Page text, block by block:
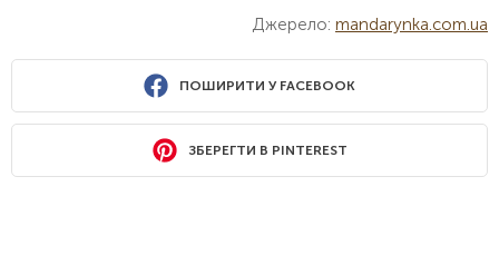
Джерело: mandarynka.com.ua
ПОШИРИТИ У FACEBOOK
ЗБЕРЕГТИ В PINTEREST